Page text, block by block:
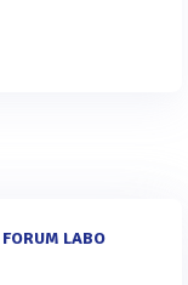
FORUM LABO